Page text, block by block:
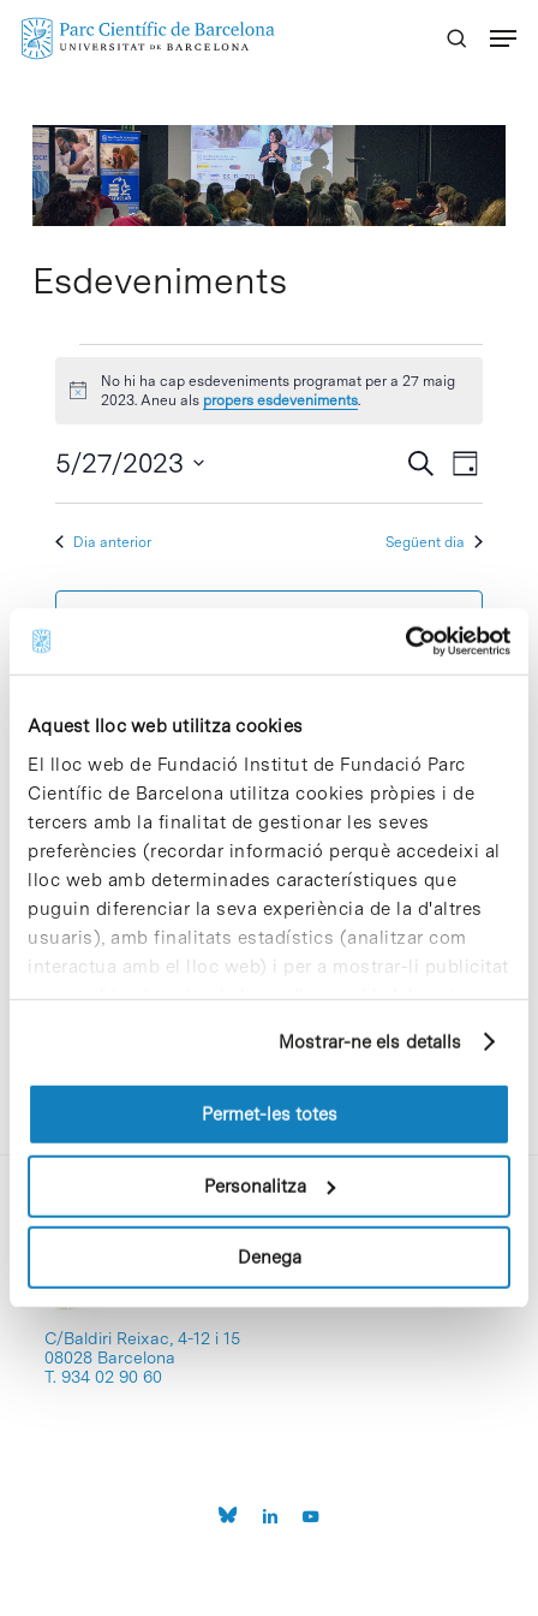
Aquest lloc web utilitza cookies
El lloc web de Fundació Institut de Fundació Parc
Científic de Barcelona utilitza cookies pròpies i de
tercers amb la finalitat de gestionar les seves
preferències (recordar informació perquè accedeixi al
lloc web amb determinades característiques que
puguin diferenciar la seva experiència de la d'altres
usuaris), amb finalitats estadístics (analitzar com
interactua amb el lloc web) i per a mostrar-li publicitat
personalitzada sobre la base d'un perfil elaborat a
pàgines visitades). Per a obtenir més informació sobre
les cookies pot consultar laPolítica de cookiesdel
Mostrar-ne els detalls
Permet-les totes
Personalitza
Denega
Skip
Esdeveniments
Esdeveniments
del
27
maig
2023
Avís
No hi ha cap esdeveniments programat per a 27 maig
2023. Aneu als propers esdeveniments.
visual
cerca
Cercar
Dia
5/27/2023
Dia anterior Següent dia
C/Baldiri Reixac, 4-12 i 15
08028 Barcelona
T. 934 02 90 60